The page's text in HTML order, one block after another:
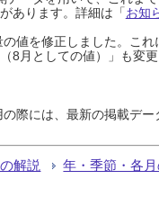
あります。詳細は「お知
値を修正しました。こ
8月としての値）」も変
際には、最新の掲載デ
解説 年・季節・各